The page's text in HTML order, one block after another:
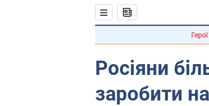
Росіяни
заробити